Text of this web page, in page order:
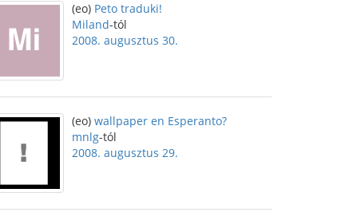
(eo) Peto traduki!
Miland-tól
2008. augusztus 30.
(eo) wallpaper en Esperanto?
mnlg-tól
2008. augusztus 29.